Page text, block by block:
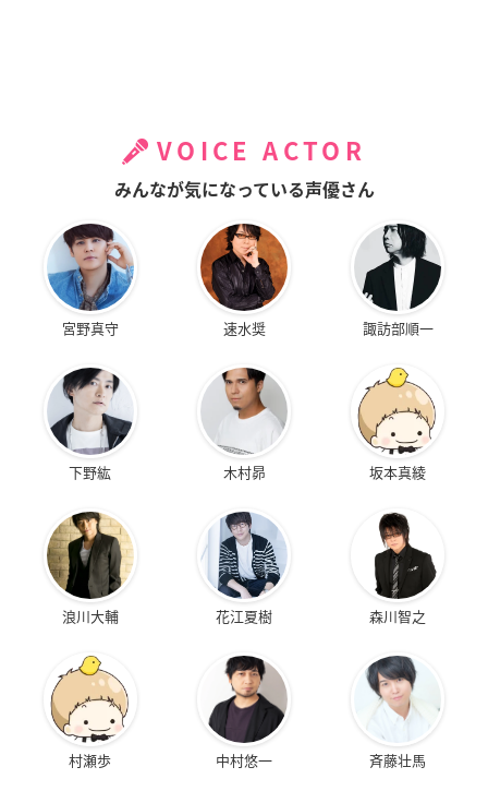
VOICE ACTOR
みんなが気になっている声優さん
宮野真守 速水奨 諏訪部順一
下野紘 木村昴 坂本真綾
浪川大輔 花江夏樹 森川智之
村瀬歩 中村悠一 斉藤壮馬